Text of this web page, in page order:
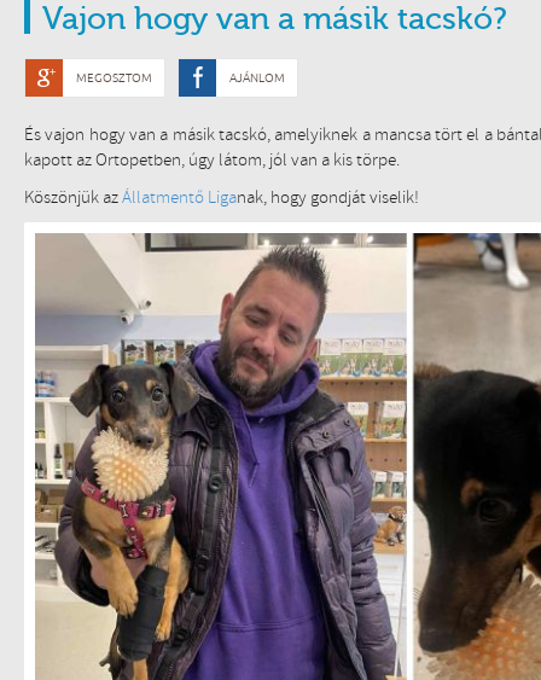
Vajon hogy van a másik tacskó?
MEGOSZTOM AJÁNLOM
És vajon hogy van a másik tacskó, amelyiknek a mancsa tört el a
kapott az Ortopetben, úgy látom, jól van a kis törpe.
Köszönjük azÁllatmentő Liganak, hogy gondját viselik!